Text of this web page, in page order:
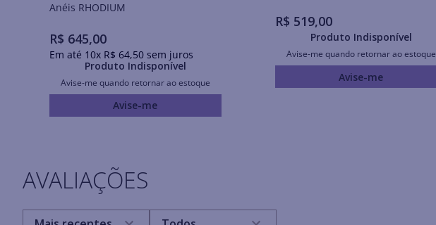
Anéis RHODIUM
R$ 645,00
Em até 10x R$ 64,50sem juros
Produto Indisponível
Avise-me quando retornar ao estoque
Avise-me
R$ 519,00
Produto Indisponível
Avise-me quando retornar ao estoque
Avise-me
AVALIAÇÕES